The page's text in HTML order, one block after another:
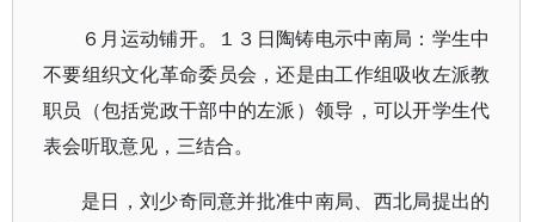
６月运动铺开。１３日陶铸电示中南局：学生中
不要组织文化革命委员会，还是由工作组吸收左派教
职员（包括党政干部中的左派）领导，可以开学生代
表会听取意见，三结合。
是日，刘少奇同意并批准中南局、西北局提出的